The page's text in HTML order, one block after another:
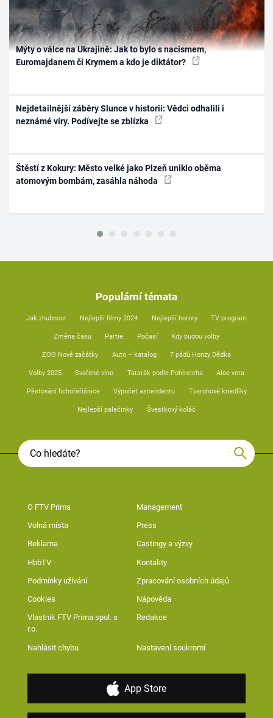
Mýty o válce na Ukrajině: Jak to bylo s nacismem,
Euromajdanem či Krymem a kdo je diktátor?
Nejdetailnější záběry Slunce v historii: Vědci odhalili i
neznámé víry. Podívejte se zblízka
Štěstí z Kokury: Město velké jako Plzeň uniklo oběma
atomovým bombám, zasáhla náhoda
Populární témata
Jak zhubnout Nejlepší filmy 2024 Nejlepší horory TV program
Změna času Partie Počasí Kdy budou volby
ZOO Nové začátky Auto – katalog 7 pádů Honzy Dědka
Volby 2025 Svařené víno Tatarák podle Pohlreicha Aloe vera
Pěstování lichořeřišnice Výpočet ascendentu Tvarohové knedlíky
Nejlepší palačinky Švestkový koláč
O FTV Prima Management
Volná místa Press
Reklama Castingy a výzvy
HbbTV Kontakty
Podmínky užívání Zpracování osobních údajů
Cookies Nápověda
Vlastník FTV Prima spol. s
r.o.
Redakce
Nahlásit chybu Nastavení soukromí
App Store